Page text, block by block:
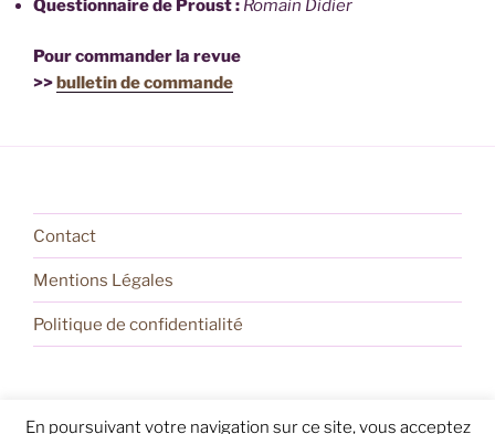
Questionnaire de Proust : Romain Didier
Pour commander la revue
>> bulletin de commande
Contact
Mentions Légales
Politique de confidentialité
En poursuivant votre navigation sur ce site, vous acceptez